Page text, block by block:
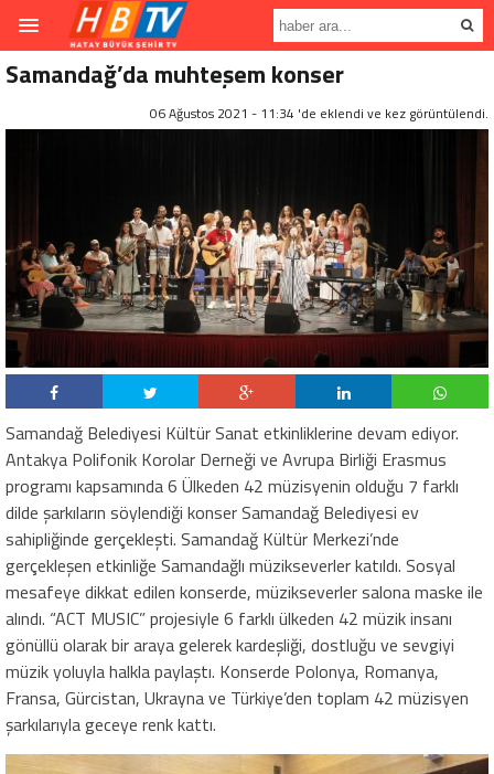
Samandağ’da muhteşem konser
06 Ağustos 2021 - 11:34 'de eklendi ve kez görüntülendi.
Samandağ Belediyesi Kültür Sanat etkinliklerine devam ediyor.
Antakya Polifonik Korolar Derneği ve Avrupa Birliği Erasmus
programı kapsamında 6 Ülkeden 42 müzisyenin olduğu 7 farklı
dilde şarkıların söylendiği konser Samandağ Belediyesi ev
sahipliğinde gerçekleşti. Samandağ Kültür Merkezi’nde
gerçekleşen etkinliğe Samandağlı müzikseverler katıldı. Sosyal
mesafeye dikkat edilen konserde, müzikseverler salona maske ile
alındı. “ACT MUSIC” projesiyle 6 farklı ülkeden 42 müzik insanı
gönüllü olarak bir araya gelerek kardeşliği, dostluğu ve sevgiyi
müzik yoluyla halkla paylaştı. Konserde Polonya, Romanya,
Fransa, Gürcistan, Ukrayna ve Türkiye’den toplam 42 müzisyen
şarkılarıyla geceye renk kattı.